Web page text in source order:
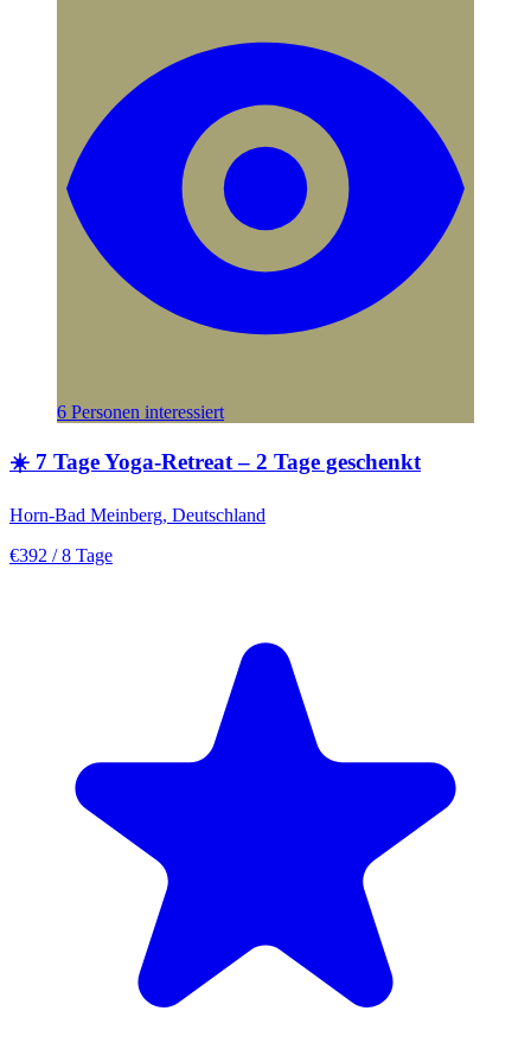
6 Personen interessiert
☀️ 7 Tage Yoga-Retreat – 2 Tage geschenkt
Horn-Bad Meinberg, Deutschland
€392 / 8 Tage